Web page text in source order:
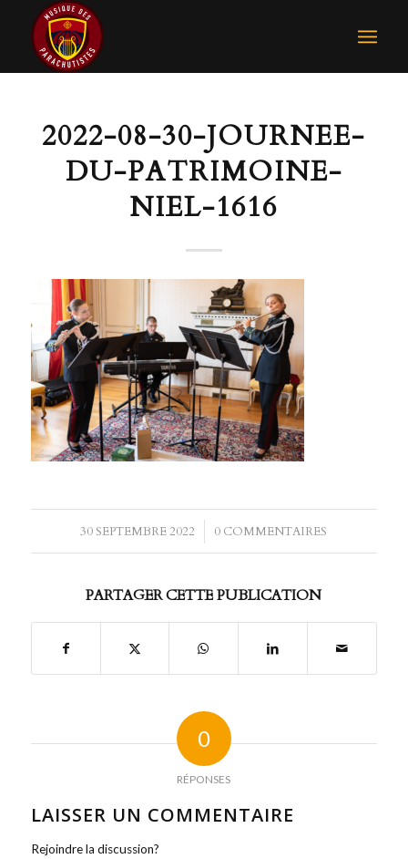
2022-08-30-JOURNEE-
DU-PATRIMOINE-
NIEL-1616
30 SEPTEMBRE 2022
/ 0 COMMENTAIRES
PARTAGER CETTE PUBLICATION
0
RÉPONSES
LAISSER UN COMMENTAIRE
Rejoindre la discussion?